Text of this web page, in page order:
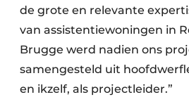
de grote en relevante
van assistentiewoningen in
Brugge werd nadien ons
samengesteld uit
en ikzelf, als projectleider.”